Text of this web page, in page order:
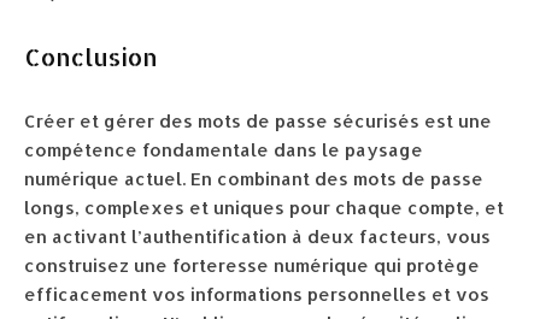
Conclusion
Créer et gérer des mots de passe sécurisés est une
compétence fondamentale dans le paysage
numérique actuel. En combinant des mots de passe
longs, complexes et uniques pour chaque compte, et
en activant l’authentification à deux facteurs, vous
construisez une forteresse numérique qui protège
efficacement vos informations personnelles et vos